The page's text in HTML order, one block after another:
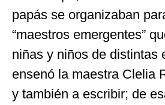
papás se organizaban
“maestros emergentes”
niñas y niños de distintas
ensenó la maestra Clelia
y también a escribir; de